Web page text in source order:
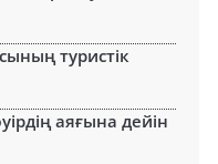
туристік
аяғына дейін